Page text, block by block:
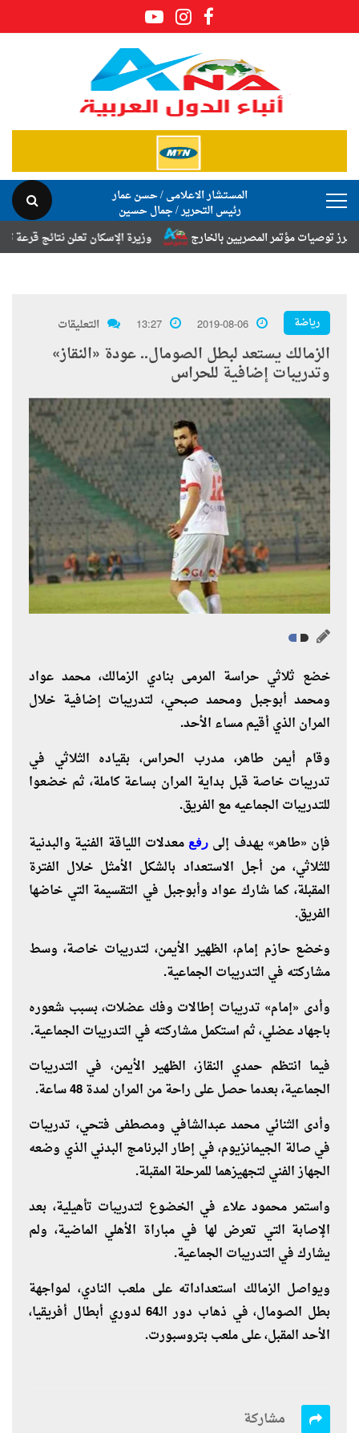
المستشار الاعلامى / حسن عمار
رئيس التحرير / جمال حسين
وزيرة الإسكان تعلن نتائج قرعة تخصيص
مؤتمر المصريين بالخارج
رياضة 2019-08-06
13:27 التعليقات
الزمالك يستعد لبطل الصومال.. عودة «النقاز»
وتدريبات إضافية للحراس
خضع ثلاثي حراسة المرمى بنادي الزمالك، محمد عواد
ومحمد أبوجبل ومحمد صبحي، لتدريبات إضافية خلال
المران الذي أقيم مساء الأحد.
وقام أيمن طاهر، مدرب الحراس، بقياده الثلاثي في
تدريبات خاصة قبل بداية المران بساعة كاملة، ثم خضعوا
للتدريبات الجماعيه مع الفريق.
فإن «طاهر» يهدف إلى رفع معدلات اللياقة الفنية والبدنية
للثلاثي، من أجل الاستعداد بالشكل الأمثل خلال الفترة
المقبلة، كما شارك عواد وأبوجبل في التقسيمة التي خاضها
الفريق.
وخضع حازم إمام، الظهير الأيمن، لتدريبات خاصة، وسط
مشاركته في التدريبات الجماعية.
وأدى «إمام» تدريبات إطالات وفك عضلات، بسبب شعوره
باجهاد عضلي، ثم استكمل مشاركته في التدريبات الجماعية.
فيما انتظم حمدي النقاز، الظهير الأيمن، في التدريبات
الجماعية، بعدما حصل على راحة من المران لمدة 48 ساعة.
وأدى الثنائي محمد عبدالشافي ومصطفى فتحي، تدريبات
في صالة الجيمانزيوم، في إطار البرنامج البدني الذي وضعه
الجهاز الفني لتجهيزهما للمرحلة المقبلة.
واستمر محمود علاء في الخضوع لتدريبات تأهيلية، بعد
الإصابة التي تعرض لها في مباراة الأهلي الماضية، ولم
يشارك في التدريبات الجماعية.
ويواصل الزمالك استعداداته على ملعب النادي، لمواجهة
بطل الصومال، في ذهاب دور الـ64 لدوري أبطال أفريقيا،
الأحد المقبل، على ملعب بتروسبورت.
مشاركة